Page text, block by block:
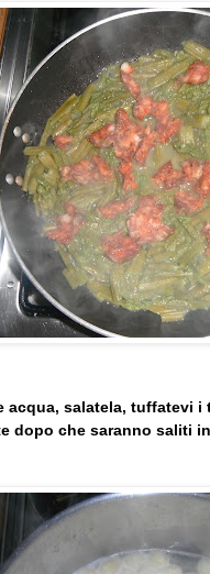
acqua, salatela, tuffatevi
dopo che saranno saliti